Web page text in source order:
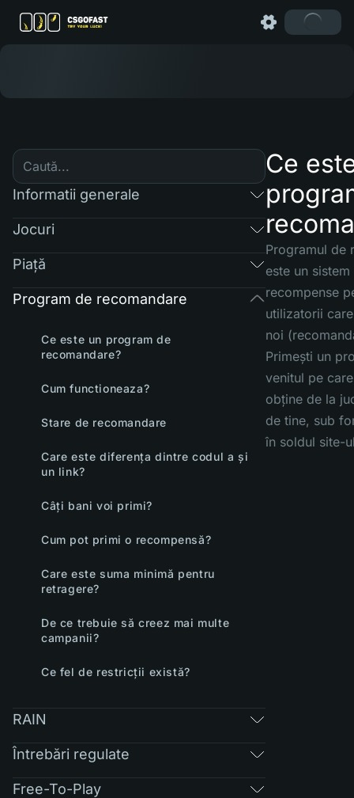
Informatii generale
Jocuri
Piaţă
Program de recomandare
Ce este un program de
recomandare?
Cum functioneaza?
Stare de recomandare
Care este diferența dintre codul a și
un link?
Câți bani voi primi?
Cum pot primi o recompensă?
Care este suma minimă pentru
retragere?
De ce trebuie să creez mai multe
campanii?
Ce fel de restricții există?
RAIN
Întrebări regulate
Free-To-Play
Ce
Programul de
este un sistem
recompense
utilizatorii
noi
Primești un
venitul pe
obține de la
de tine, sub
în soldul site-